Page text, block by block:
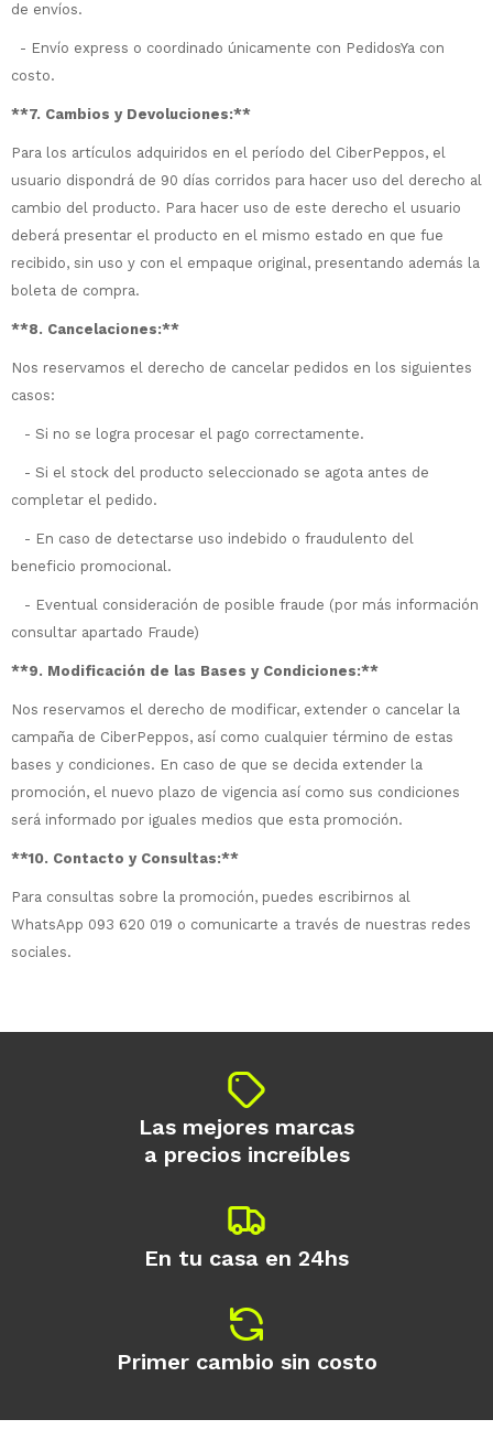
de envíos.
- Envío express o coordinado únicamente con PedidosYa con
costo.
**7. Cambios y Devoluciones:**
Para los artículos adquiridos en el período del CiberPeppos, el
usuario dispondrá de 90 días corridos para hacer uso del derecho al
cambio del producto. Para hacer uso de este derecho el usuario
deberá presentar el producto en el mismo estado en que fue
recibido, sin uso y con el empaque original, presentando además la
boleta de compra.
**8. Cancelaciones:**
Nos reservamos el derecho de cancelar pedidos en los siguientes
casos:
- Si no se logra procesar el pago correctamente.
- Si el stock del producto seleccionado se agota antes de
completar el pedido.
- En caso de detectarse uso indebido o fraudulento del
beneficio promocional.
- Eventual consideración de posible fraude (por más información
consultar apartado Fraude)
**9. Modificación de las Bases y Condiciones:**
Nos reservamos el derecho de modificar, extender o cancelar la
campaña de CiberPeppos, así como cualquier término de estas
bases y condiciones. En caso de que se decida extender la
promoción, el nuevo plazo de vigencia así como sus condiciones
será informado por iguales medios que esta promoción.
**10. Contacto y Consultas:**
Para consultas sobre la promoción, puedes escribirnos al
WhatsApp 093 620 019 o comunicarte a través de nuestras redes
sociales.
Las mejores marcas
a precios increíbles
En tu casa en 24hs
Primer cambio sin costo
Día Mes
Continuar
disponible puede variar por comercio